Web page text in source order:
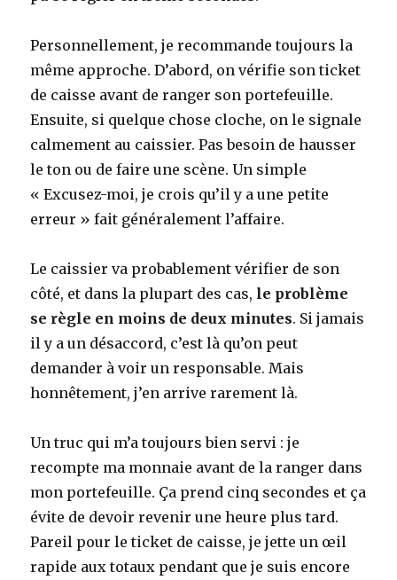
Personnellement, je recommande toujours la
même approche. D’abord, on vérifie son ticket
de caisse avant de ranger son portefeuille.
Ensuite, si quelque chose cloche, on le signale
calmement au caissier. Pas besoin de hausser
le ton ou de faire une scène. Un simple
« Excusez-moi, je crois qu’il y a une petite
erreur » fait généralement l’affaire.
Le caissier va probablement vérifier de son
côté, et dans la plupart des cas, le problème
se règle en moins de deux minutes. Si jamais
il y a un désaccord, c’est là qu’on peut
demander à voir un responsable. Mais
honnêtement, j’en arrive rarement là.
Un truc qui m’a toujours bien servi : je
recompte ma monnaie avant de la ranger dans
mon portefeuille. Ça prend cinq secondes et ça
évite de devoir revenir une heure plus tard.
Pareil pour le ticket de caisse, je jette un œil
rapide aux totaux pendant que je suis encore